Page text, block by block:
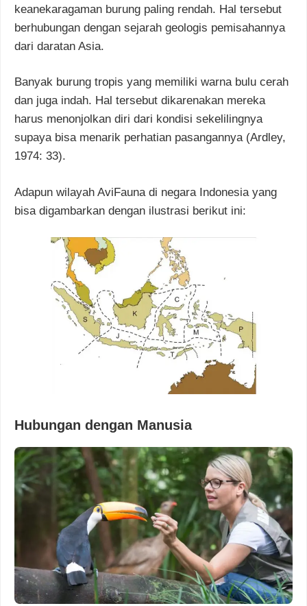
keanekaragaman burung paling rendah. Hal tersebut
berhubungan dengan sejarah geologis pemisahannya
dari daratan Asia.
Banyak burung tropis yang memiliki warna bulu cerah
dan juga indah. Hal tersebut dikarenakan mereka
harus menonjolkan diri dari kondisi sekelilingnya
supaya bisa menarik perhatian pasangannya (Ardley,
1974: 33).
Adapun wilayah AviFauna di negara Indonesia yang
bisa digambarkan dengan ilustrasi berikut ini:
Hubungan dengan Manusia